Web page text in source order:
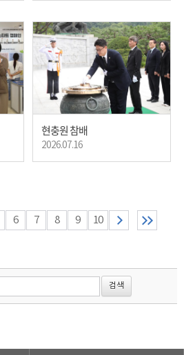
현충원 참배
2026.07.16
6 7 8 9 10